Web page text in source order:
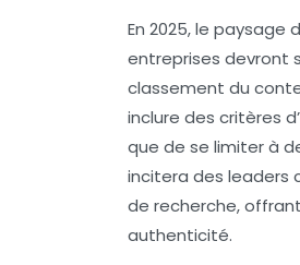
En 2025, le paysage
entreprises devront
classement du
inclure des critères d’
que de se limiter à
incitera des leaders
de recherche,
authenticité.